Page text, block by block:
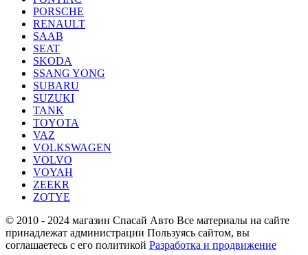
PORSCHE
RENAULT
SAAB
SEAT
SKODA
SSANG YONG
SUBARU
SUZUKI
TANK
TOYOTA
VAZ
VOLKSWAGEN
VOLVO
VOYAH
ZEEKR
ZOTYE
© 2010 - 2024 магазин Спасай Авто Все материалы на сайте
принадлежат администрации Пользуясь сайтом, вы
соглашаетесь с его политикой Разработка и продвижение